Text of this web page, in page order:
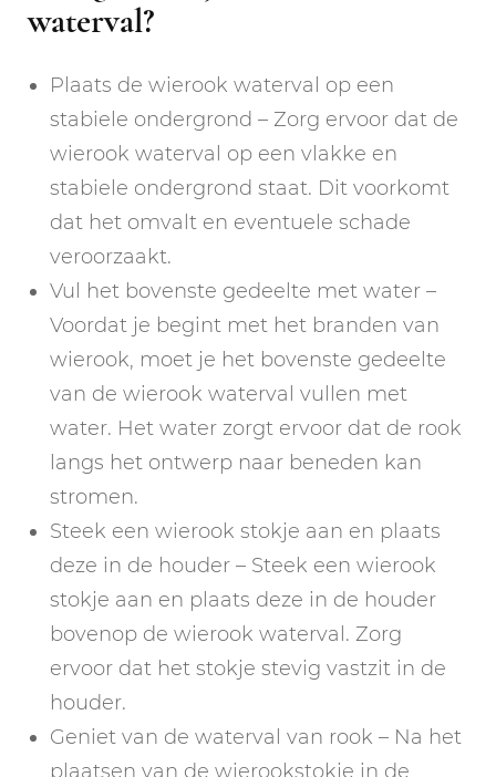
waterval?
Plaats de wierook waterval op een
stabiele ondergrond – Zorg ervoor dat de
wierook waterval op een vlakke en
stabiele ondergrond staat. Dit voorkomt
dat het omvalt en eventuele schade
veroorzaakt.
Vul het bovenste gedeelte met water –
Voordat je begint met het branden van
wierook, moet je het bovenste gedeelte
van de wierook waterval vullen met
water. Het water zorgt ervoor dat de rook
langs het ontwerp naar beneden kan
stromen.
Steek een wierook stokje aan en plaats
deze in de houder – Steek een wierook
stokje aan en plaats deze in de houder
bovenop de wierook waterval. Zorg
ervoor dat het stokje stevig vastzit in de
houder.
Geniet van de waterval van rook – Na het
plaatsen van de wierookstokje in de